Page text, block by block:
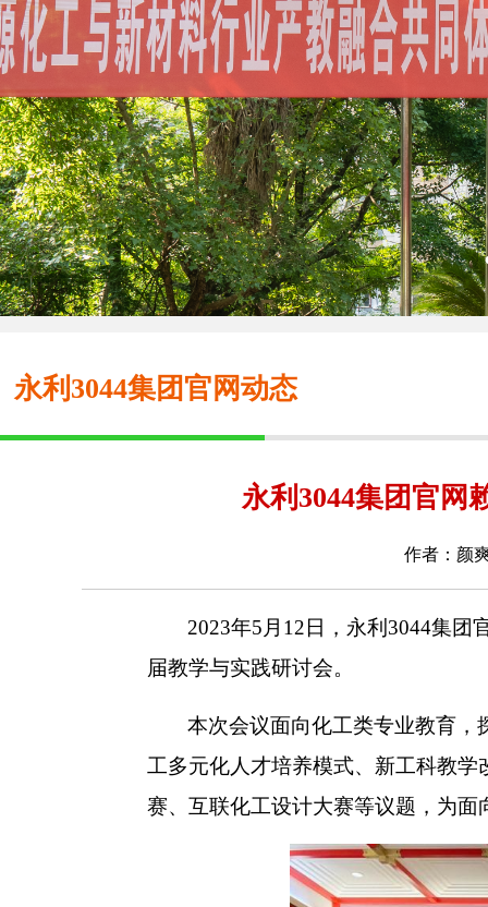
永利3044集团官网动态
永利3044集团官网
作者：颜
2023年5月12日，永利3044集
届教学与实践研讨会。
本次会议面向化工类专业教育，
工多元化人才培养模式、新工科教
赛、互联化工设计大赛等议题，为面